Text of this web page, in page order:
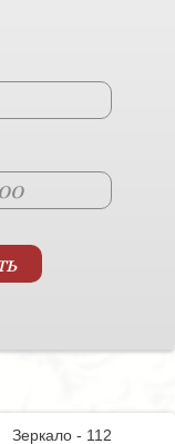
Зеркало - 112